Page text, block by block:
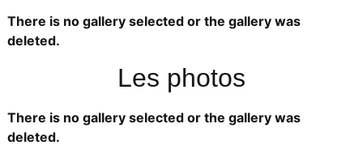
There is no gallery selected or the gallery was
deleted.
Les photos
There is no gallery selected or the gallery was
deleted.